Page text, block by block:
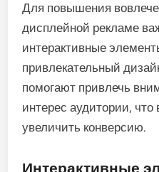
Для повышения
дисплейной рекламе
интерактивные
привлекательный
помогают привлечь
интерес аудитории,
увеличить конверсию.
Интерактивные